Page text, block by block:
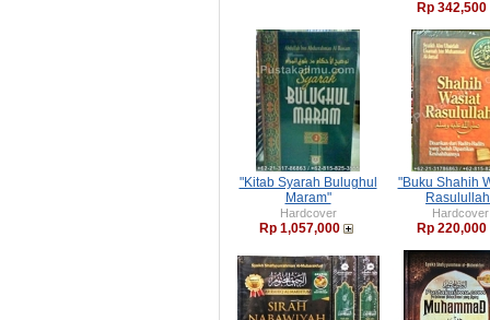
Rp 342,500
"Kitab Syarah Bulughul
Maram"
Hardcover
Rp 1,057,000
"Buku Shahih
Hardcover
Rp 220,000